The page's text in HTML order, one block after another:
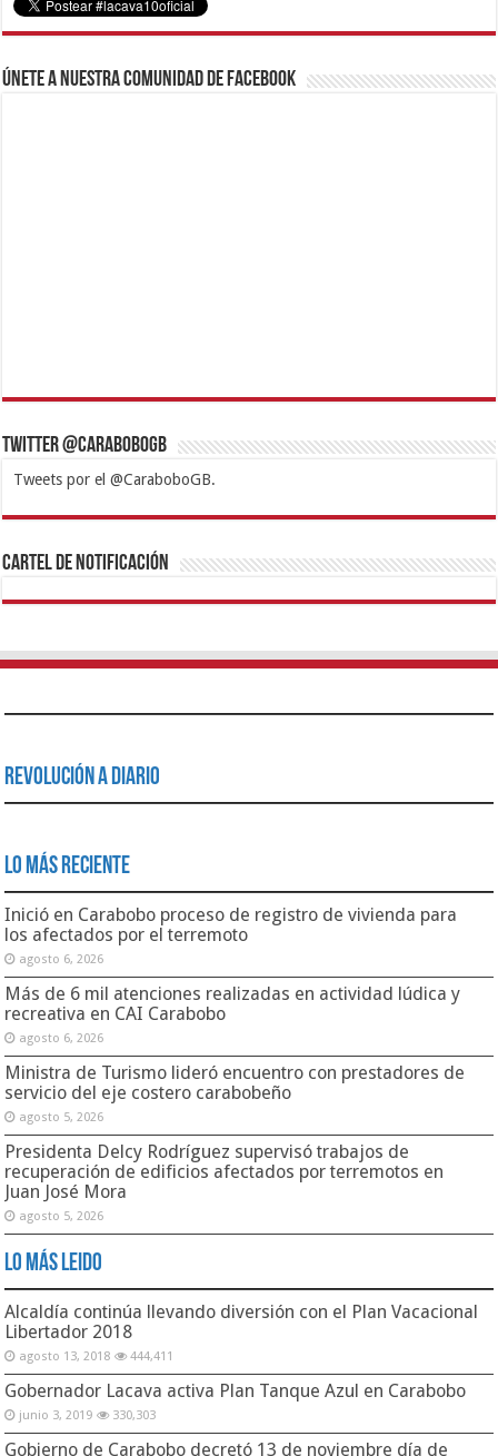
Únete a nuestra comunidad de Facebook
Twitter @CaraboboGB
Tweets por el @CaraboboGB.
1xbetBetturkeyBetistKralbetSupertotobetTipobetMatadorbetMariobet
https://mvbcasino.com/
Cartel de Notificación
Revolución a Diario
Lo Más Reciente
Inició en Carabobo proceso de registro de vivienda para
los afectados por el terremoto
agosto 6, 2026
Más de 6 mil atenciones realizadas en actividad lúdica y
recreativa en CAI Carabobo
agosto 6, 2026
Ministra de Turismo lideró encuentro con prestadores de
servicio del eje costero carabobeño
agosto 5, 2026
Presidenta Delcy Rodríguez supervisó trabajos de
recuperación de edificios afectados por terremotos en
Juan José Mora
agosto 5, 2026
Lo Más Leido
Alcaldía continúa llevando diversión con el Plan Vacacional
Libertador 2018
agosto 13, 2018 444,411
Gobernador Lacava activa Plan Tanque Azul en Carabobo
junio 3, 2019 330,303
Gobierno de Carabobo decretó 13 de noviembre día de